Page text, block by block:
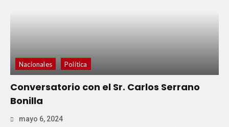
Nacionales Política
Conversatorio con el Sr. Carlos Serrano
Bonilla
mayo 6, 2024